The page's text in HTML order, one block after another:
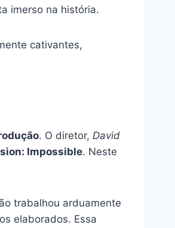
imerso na história.
cativantes,
. O diretor, David
Impossible. Neste
trabalhou arduamente
elaborados. Essa